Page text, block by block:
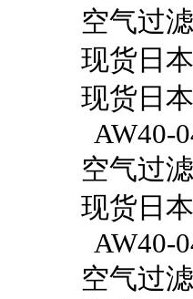
空气过
现货日
现货日
AW40-
空气过
现货日
AW40-
空气过